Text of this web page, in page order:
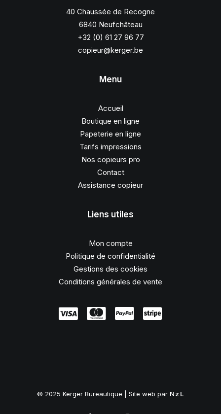
40 Chaussée de Recogne
6840 Neufchâteau
+32 (0) 61 27 96 77
copieur@kerger.be
Menu
Accueil
Boutique en ligne
Papeterie en ligne
Tarifs impressions
Nos copieurs pro
Contact
Assistance copieur
Liens utiles
Mon compte
Politique de confidentialité
Gestions des cookies
Conditions générales de vente
© 2025 Kerger Bureautique | Site web par NzL